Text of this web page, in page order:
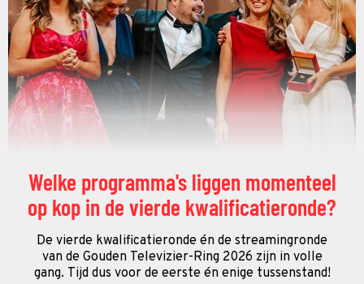
Welke programma's liggen momenteel
op kop in de vierde kwalificatieronde?
De vierde kwalificatieronde én de streamingronde
van de Gouden Televizier-Ring 2026 zijn in volle
gang. Tijd dus voor de eerste én enige tussenstand!